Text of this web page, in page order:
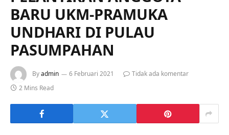
BARU UKM-PRAMUKA
UNDHARI DI PULAU
PASUMPAHAN
Byadmin 6 Februari 2021
Tidak ada komentar
2 Mins Read